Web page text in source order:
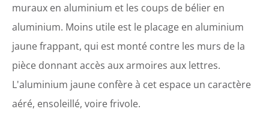
muraux en aluminium et les coups de bélier en
aluminium. Moins utile est le placage en aluminium
jaune frappant, qui est monté contre les murs de la
pièce donnant accès aux armoires aux lettres.
L'aluminium jaune confère à cet espace un caractère
aéré, ensoleillé, voire frivole.